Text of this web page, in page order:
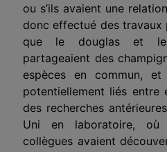
ou s’ils avaient une
donc effectué des travaux
que le douglas et
partageaient des
espèces en commun,
potentiellement liés entre
des recherches
Uni en laboratoire,
collègues avaient